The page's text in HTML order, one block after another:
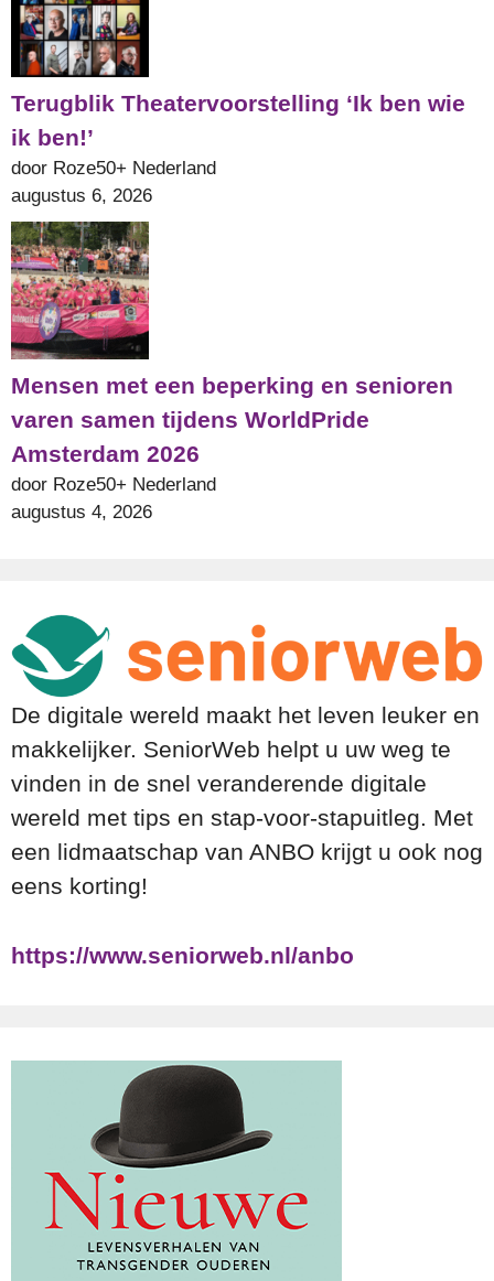
Terugblik Theatervoorstelling ‘Ik ben wie
ik ben!’
door Roze50+ Nederland
augustus 6, 2026
Mensen met een beperking en senioren
varen samen tijdens WorldPride
Amsterdam 2026
door Roze50+ Nederland
augustus 4, 2026
De digitale wereld maakt het leven leuker en
makkelijker. SeniorWeb helpt u uw weg te
vinden in de snel veranderende digitale
wereld met tips en stap-voor-stapuitleg. Met
een lidmaatschap van ANBO krijgt u ook nog
eens korting!
https://www.seniorweb.nl/anbo